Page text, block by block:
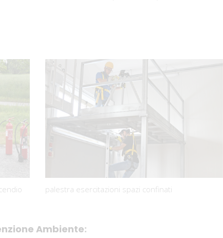
palestra esercitazioni spazi confinati
Ambiente: